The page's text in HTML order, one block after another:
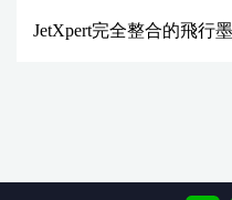
JetXpert完全整合的飛行